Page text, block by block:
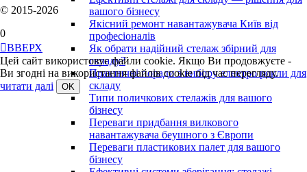
вашого бізнесу
Якісний ремонт навантажувача Київ від
професіоналів
Як обрати надійний стелаж збірний для
складу?
Практичні поради з вибору електро рокли для
складу
Типи поличкових стелажів для вашого
бізнесу
Переваги придбання вилкового
навантажувача беушного з Європи
Переваги пластикових палет для вашого
бізнесу
© 2015-2026
0
ВВЕРХ
Цей сайт використовує файли cookie. Якщо Ви продовжуєте -
Ви згодні на використання файлів cookie під час перегляду.
читати далі